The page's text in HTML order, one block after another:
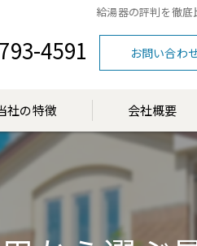
給湯器の評判を徹
4591 お問い合わ
社の特徴 会社概要
漫画特集